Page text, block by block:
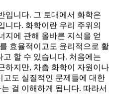
입니다. 그 토대에서 화학은
니다. 화학이란 우리 주위의
지에 관해 올바른 지식을 얻
효율적이고도 윤리적으로 활
할 수 있습니다. 처음에는
하지만, 차츰 화학이 자원이나
도 실질적인 문제들에 대한
걸 이해하게 됩니다. 따라서